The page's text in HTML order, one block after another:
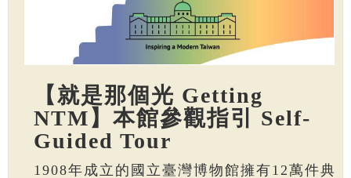
【就是那個光 Getting
NTM】本館參觀指引 Self-
Guided Tour
1908年成立的國立臺灣博物館擁有12萬件典